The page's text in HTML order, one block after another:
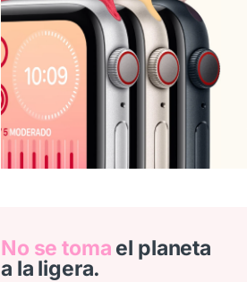
No se toma el planeta
a la ligera.